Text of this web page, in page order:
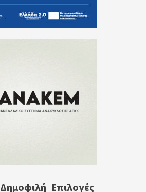
Δημοφιλή Επιλογές